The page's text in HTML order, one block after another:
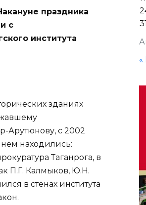
праздника
с
института
зданиях
Арутюнову, с 2002
находились:
Таганрога, в
П.Г. Калмыков, Ю.Н.
в стенах института
31